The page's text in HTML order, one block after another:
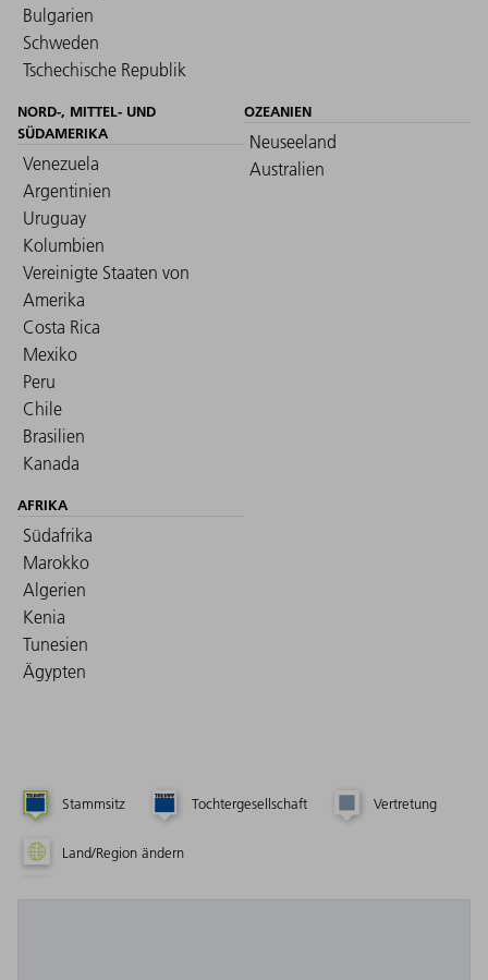
Bulgarien
Schweden
Tschechische Republik
NORD-, MITTEL- UND
SÜDAMERIKA
Venezuela
Argentinien
Uruguay
Kolumbien
Vereinigte Staaten von
Amerika
Costa Rica
Mexiko
Peru
Chile
Brasilien
Kanada
OZEANIEN
Neuseeland
Australien
AFRIKA
Südafrika
Marokko
Algerien
Kenia
Tunesien
Ägypten
Stammsitz Tochtergesellschaft Vertretung
Land/Region ändern